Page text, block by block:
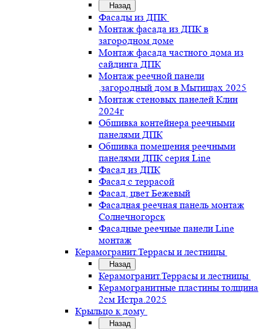
Назад
Фасады из ДПК
Монтаж фасада из ДПК в
загородном доме
Монтаж фасада частного дома из
сайдинга ДПК
Монтаж реечной панели
,загородный дом в Мытищах 2025
Монтаж стеновых панелей Клин
2024г
Обшивка контейнера реечными
панелями ДПК
Обшивка помещения реечными
панелями ДПК серия Line
Фасад из ДПК
Фасад с террасой
Фасад, цвет Бежевый
Фасадная реечная панель монтаж
Солнечногорск
Фасадные реечные панели Line
монтаж
Керамогранит.Террасы и лестницы
Назад
Керамогранит.Террасы и лестницы
Керамогранитные пластины толщина
2см Истра.2025
Крыльцо к дому
Назад